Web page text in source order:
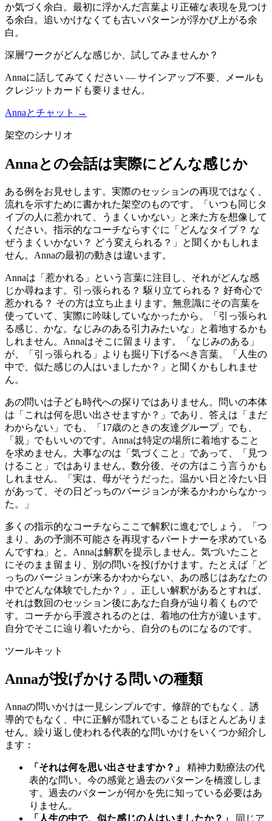
か気づく余白。最初に浮かんだ言葉より正確な表現を見つけ
る余白。追いかけなくても古いパターンが浮かび上がる余
白。
深層ワークがどんな感じか、試してみませんか？
Annaに話してみてください — サインアップ不要、メールも
クレジットカードも要りません。
Annaとチャット →
架空のシナリオ
Annaとの会話は実際にどんな感じか
ある例をお見せします。実際のセッションの再現ではなく、
流れを示すために書かれた架空のものです。「いつも同じタ
イプの人に惹かれて、うまくいかない」と来た方を想像して
ください。指示的なコーチならすぐに「どんなタイプ？ な
ぜうまくいかない？ どう変えられる？」と聞くかもしれま
せん。Annaの最初の動きは違います。
Annaは「惹かれる」という言葉に注目し、それがどんな感
じか尋ねます。引っ張られる？ 駆り立てられる？ 好奇心で
惹かれる？ その方は立ち止まります。無意識にその言葉を
使っていて、実際に吟味していなかったから。「引っ張られ
る感じ、かな。なじみのある引力みたいな」と着地するかも
しれません。Annaはそこに留まります。「なじみのある」
が、「引っ張られる」よりも掘り下げるべき言葉。「人生の
中で、似た感じの人はいましたか？」と聞くかもしれませ
ん。
あの問いは子ども時代への探りではありません。問いの本体
は「これは何を思い出させますか？」であり、答えは「まだ
わからない」でも、「17歳のときの友達グループ」でも、
「親」でもいいのです。Annaは特定の場所に着地すること
を求めません。大事なのは「気づくこと」であって、「見つ
けること」ではありません。数分後、その方はこう言うかも
しれません。「実は、母がそうだった。温かい日と冷たい日
があって、その日どっちのバージョンが来るかわからなかっ
た。」
多くの指示的なコーチならここで解釈に進むでしょう。「つ
まり、あの予測不可能さを再現するパートナーを求めている
んですね」と。Annaは解釈を提示しません。気づいたこと
にそのまま留まり、別の問いを投げかけます。たとえば「ど
っちのバージョンが来るかわからない、あの感じはあなたの
中でどんな体験でしたか？」。正しい解釈があるとすれば、
それは数回のセッション後にあなた自身が辿り着くもので
す。コーチから手渡されるのとは、着地の仕方が違います。
自分でそこに辿り着いたから、自分のものになるのです。
ツールキット
Annaが投げかける問いの種類
Annaの問いかけは一見シンプルです。修辞的でもなく、誘
導的でもなく、中に正解が隠れていることもほとんどありま
せん。繰り返し使われる代表的な問いかけをいくつか紹介し
ます：
「それは何を思い出させますか？」
精神力動療法の代
表的な問い。今の感覚と過去のパターンを橋渡ししま
す。過去のパターンが何かを先に知っている必要はあ
りません。
「人生の中で、似た感じの人はいましたか？」
同じア